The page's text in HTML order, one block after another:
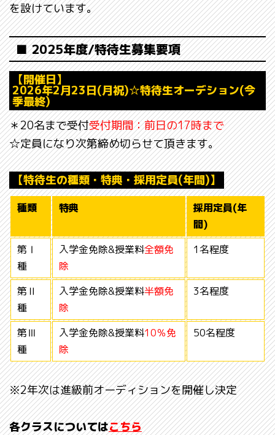
を設けています。
■ 2025年度/特待生募集要項
【開催日】
2026年2月23日(月祝)☆特待生オーデション(今
季最終)
＊20名まで受付受付期間：前日の17時まで
☆定員になり次第締め切らせて頂きます。
【特待生の種類・特典・採用定員(年間)】
種類 特典
採用定員(年
間)
第Ⅰ
種
入学金免除&授業料全額免
除
1名程度
第Ⅱ
種
入学金免除&授業料半額免
除
3名程度
第Ⅲ
種
入学金免除&授業料10％免
除
50名程度
※2年次は進級前オーディションを開催し決定
各クラスについてはこちら